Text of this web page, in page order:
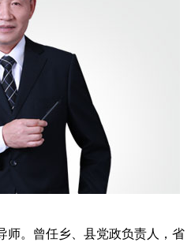
师。曾任乡、县党政负责人，省